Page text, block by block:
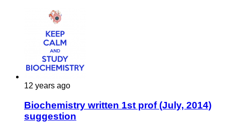
12 years ago
Biochemistry written 1st prof (July, 2014)
suggestion